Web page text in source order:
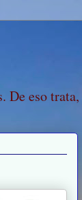
De eso